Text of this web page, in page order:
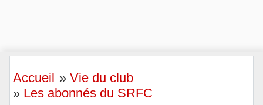
Accueil »Vie du club
» Les abonnés du SRFC